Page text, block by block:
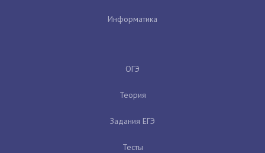
Информатика
ОГЭ
Теория
Задания ЕГЭ
Тесты